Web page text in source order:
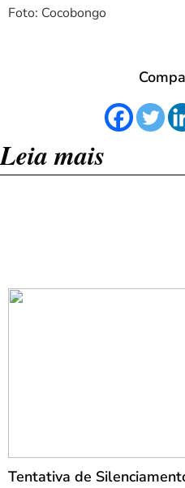
Foto: Cocobongo
Leia mais
Tentativa de